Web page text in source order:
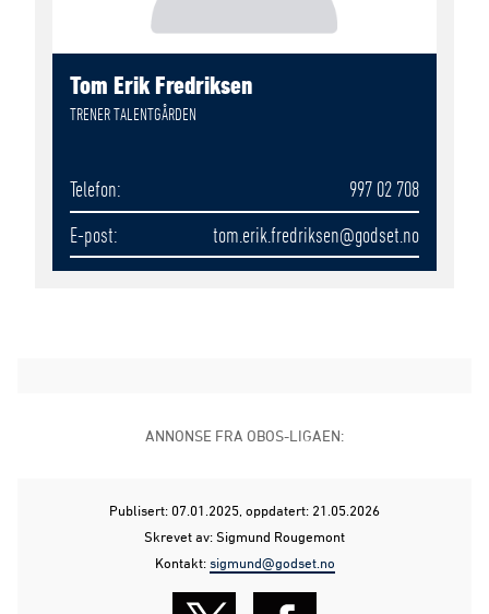
Tom Erik Fredriksen
TRENER TALENTGÅRDEN
Telefon
997 02 708
E-post
tom.erik.fredriksen@godset.no
ANNONSE FRA OBOS-LIGAEN:
Publisert: 07.01.2025 , oppdatert: 21.05.2026
Skrevet av: Sigmund Rougemont
Kontakt:sigmund@godset.no